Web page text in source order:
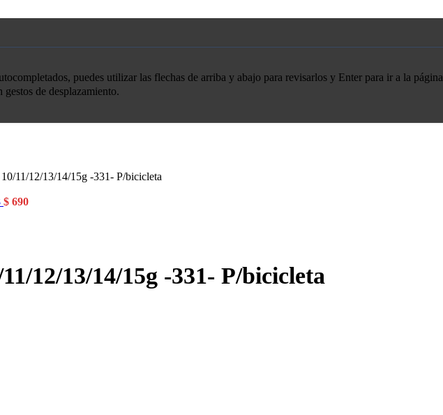
puedes utilizar las flechas de arriba y abajo para revisarlos y Enter para ir a la página
de desplazamiento.
11/12/13/14/15g -331- P/bicicleta
$ 690
12/13/14/15g -331- P/bicicleta